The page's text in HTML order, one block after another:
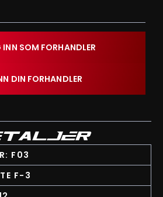
SOM FORHANDLER
DIN FORHANDLER
F03
F-3